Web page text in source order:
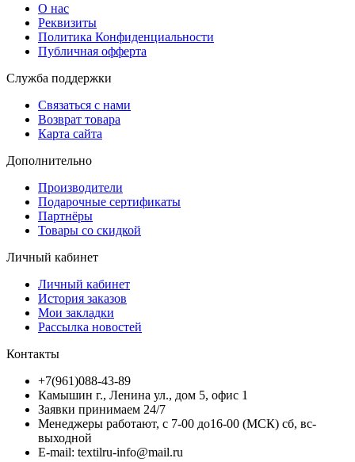
О нас
Реквизиты
Политика Конфиденциальности
Публичная офферта
Служба поддержки
Связаться с нами
Возврат товара
Карта сайта
Дополнительно
Производители
Подарочные сертификаты
Партнёры
Товары со скидкой
Личный кабинет
Личный кабинет
История заказов
Мои закладки
Рассылка новостей
Контакты
+7(961)088-43-89
Камышин г., Ленина ул., дом 5, офис 1
Заявки принимаем 24/7
Менеджеры работают, с 7-00 до16-00 (МСК) сб, вс-
выходной
E-mail: textilru-info@mail.ru